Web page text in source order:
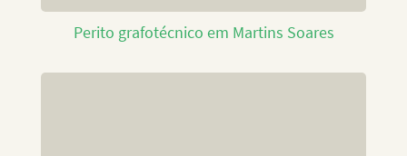
Perito grafotécnico em Martins Soares